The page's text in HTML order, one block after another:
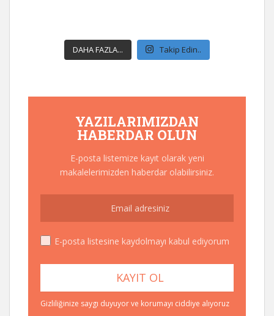
DAHA FAZLA... Takip Edin..
YAZILARIMIZDAN
HABERDAR OLUN
E-posta listemize kayıt olarak yeni
makalelerimizden haberdar olabilirsiniz.
E-posta listesine kaydolmayı kabul ediyorum
Gizliliğinize saygı duyuyor ve korumayı ciddiye alıyoruz